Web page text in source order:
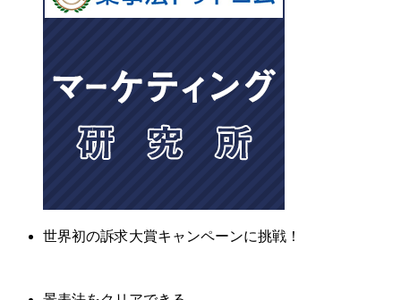
世界初の訴求大賞キャンペーンに挑戦！